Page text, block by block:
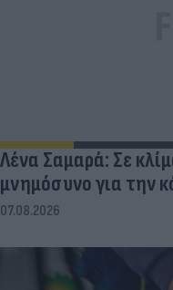
Λένα Σαμαρά: Σε
μνημόσυνο για την
07.08.2026